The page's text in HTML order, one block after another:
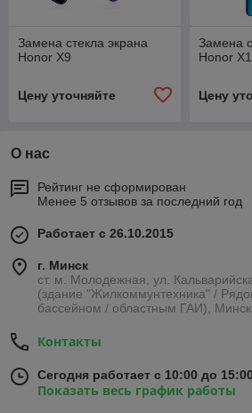
Замена стекла экрана
Honor X9
Цену уточняйте
Замена
Honor
Цену
О нас
Рейтинг не сформирован
Менее 5 отзывов за последний год
Работает с 26.10.2015
г. Минск
ст. м. Молодежная, ул.
(здание "Жилкоммунтехника" /
бассейном / областным ГАИ),
Контакты
Сегодня работает с 10:00 до 15:00
Показать весь график работы